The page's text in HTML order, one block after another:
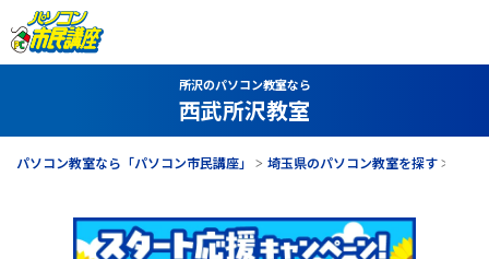
所沢のパソコン教室なら
西武所沢教室
パソコン教室なら「パソコン市民講座」 埼玉県のパソコン教室を探す